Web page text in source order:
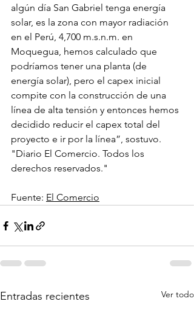
algún día San Gabriel tenga energía
solar, es la zona con mayor radiación
en el Perú, 4,700 m.s.n.m. en
Moquegua, hemos calculado que
podríamos tener una planta (de
energía solar), pero el capex inicial
compite con la construcción de una
línea de alta tensión y entonces hemos
decidido reducir el capex total del
proyecto e ir por la línea”, sostuvo.
"Diario El Comercio. Todos los
derechos reservados."
Fuente: El Comercio
Entradas recientes Ver todo